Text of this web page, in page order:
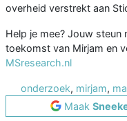
overheid verstrekt aan
Help je mee? Jouw
toekomst van Mirjam en
MSresearch.nl
onderzoek, mirjam,
Maak